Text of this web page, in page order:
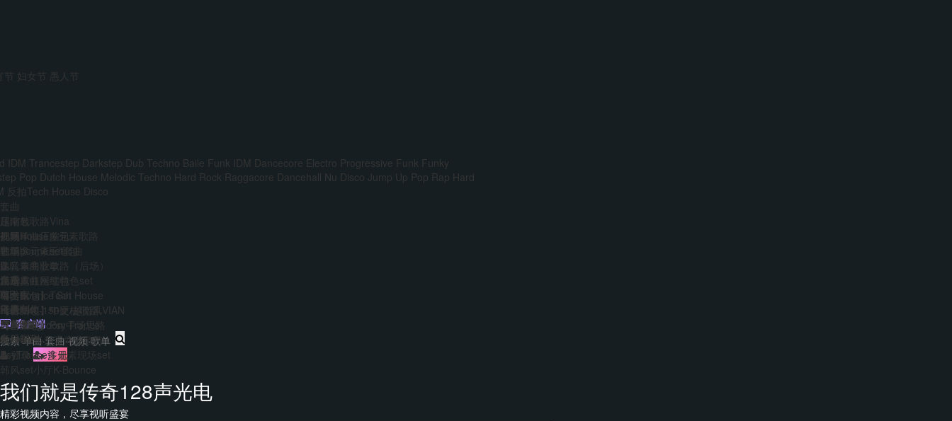
节 妇女节 愚人节
IDM Trancestep Darkstep Dub Techno Baile Funk IDM Dancecore Electro Progressive Funk Funky
Pop Dutch House Melodic Techno Hard Rock Raggacore Dancehall Nu Disco Jump Up Pop Rap Hard
反拍Tech House Disco
套曲
越南鼓歌路Vina
前场House多元素歌路
主场多元素set套曲
多元素商业歌路（后场）
江南霓虹网红特色set
中文Bounce Set
Hard140-150硬核歌路
EDM&Bigroom中场思路
Bounce多元素商业歌路
PsyTrance多元素现场set
韩风set小厅K-Bounce
压缩包
外网单曲压缩包
韩国boune压缩包
迷音单曲歌单
精选单曲压缩包
【合集包】Tech House
【合集包】中文/越南风VIAN
【合集包】Psy Trance
视频
歌单
DJ
音乐人
艺术家
免费
VIP
主题包
免费套曲
每日福利
AI
干声制作
套曲制作
音乐制作
转换
客户端
登录 注册
我们就是传奇128声光电
精彩视频内容，尽享视听盛宴